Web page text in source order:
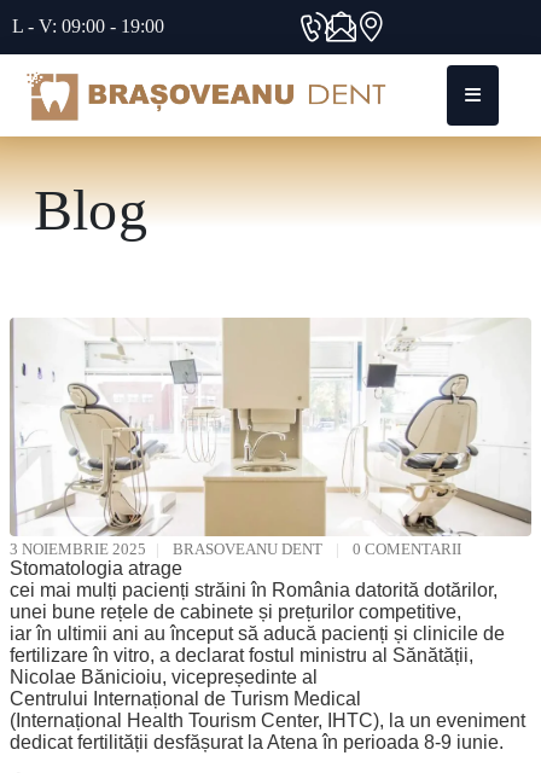
L - V: 09:00 - 19:00
Blog
3 NOIEMBRIE 2025 BRASOVEANU DENT 0 COMENTARII
Stomatologia atrage
cei mai mulți pacienți străini în România datorită dotărilor,
unei bune rețele de cabinete și prețurilor competitive,
iar în ultimii ani au început să aducă pacienți și clinicile de
fertilizare în vitro, a declarat fostul ministru al Sănătății,
Nicolae Bănicioiu, vicepreședinte al
Centrului Internațional de Turism Medical
(Internațional Health Tourism Center, IHTC), la un eveniment
dedicat fertilității desfășurat la Atena în perioada 8-9 iunie.